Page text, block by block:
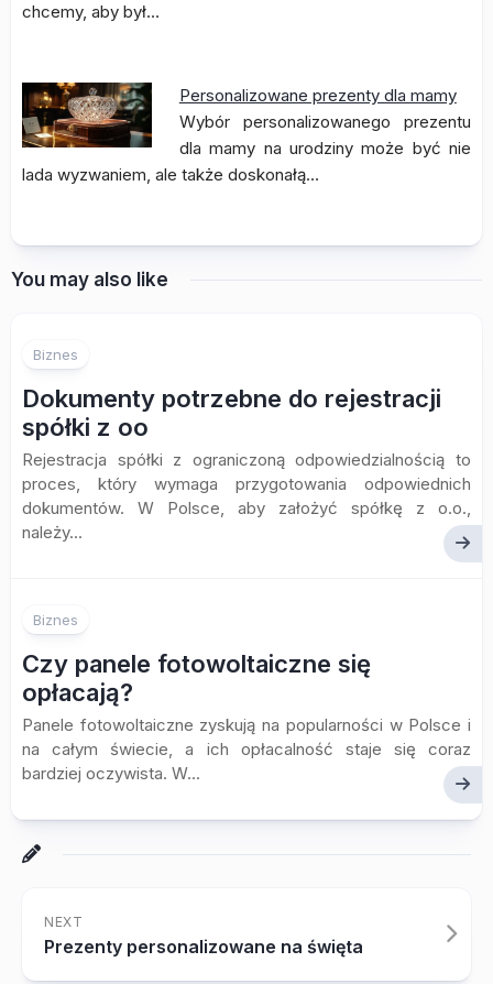
chcemy, aby był…
Personalizowane prezenty dla mamy
Wybór personalizowanego prezentu
dla mamy na urodziny może być nie
lada wyzwaniem, ale także doskonałą…
You may also like
Biznes
Dokumenty potrzebne do rejestracji
spółki z oo
Rejestracja spółki z ograniczoną odpowiedzialnością to
proces, który wymaga przygotowania odpowiednich
dokumentów. W Polsce, aby założyć spółkę z o.o.,
należy...
Biznes
Czy panele fotowoltaiczne się
opłacają?
Panele fotowoltaiczne zyskują na popularności w Polsce i
na całym świecie, a ich opłacalność staje się coraz
bardziej oczywista. W...
NEXT
Prezenty personalizowane na święta